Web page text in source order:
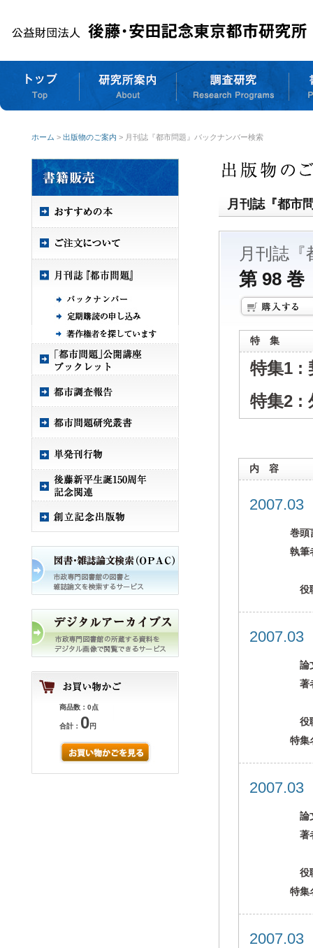
ホーム > 出版物のご案内 > 月刊誌『都市問題』バックナンバー検索
商品数：0点
合計： 0円
月刊誌『都市
月刊誌『
第 98
特 集
特集1 :
特集2 :
内 容
巻頭
執筆
役
論
著
役
特集
論
著
役
特集